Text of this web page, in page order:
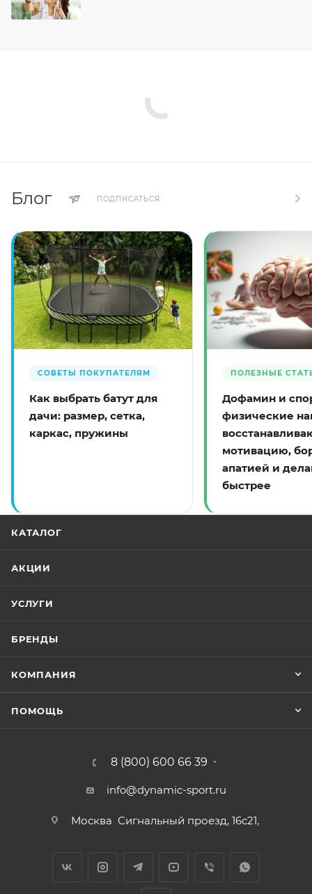
Блог ПОДПИСАТЬСЯ
СОВЕТЫ ПОКУПАТЕЛЯМ
Как выбрать батут для
дачи: размер, сетка,
каркас, пружины
ПОЛЕЗНЫЕ
Дофамин и
физические
мотивацию,
апатией и
быстрее
КАТАЛОГ
АКЦИИ
УСЛУГИ
БРЕНДЫ
КОМПАНИЯ
ПОМОЩЬ
8 (800) 600 66 39
info@dynamic-sport.ru
Москва Сигнальный проезд, 16с21,